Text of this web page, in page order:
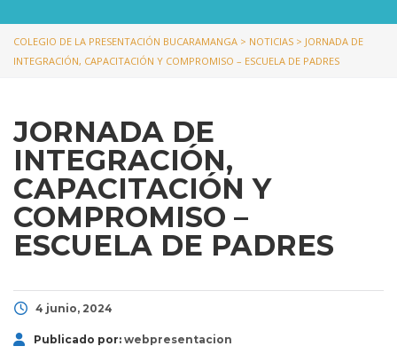
COLEGIO DE LA PRESENTACIÓN BUCARAMANGA > NOTICIAS > JORNADA DE
INTEGRACIÓN, CAPACITACIÓN Y COMPROMISO – ESCUELA DE PADRES
JORNADA DE
INTEGRACIÓN,
CAPACITACIÓN Y
COMPROMISO –
ESCUELA DE PADRES
4 junio, 2024
Publicado por: webpresentacion